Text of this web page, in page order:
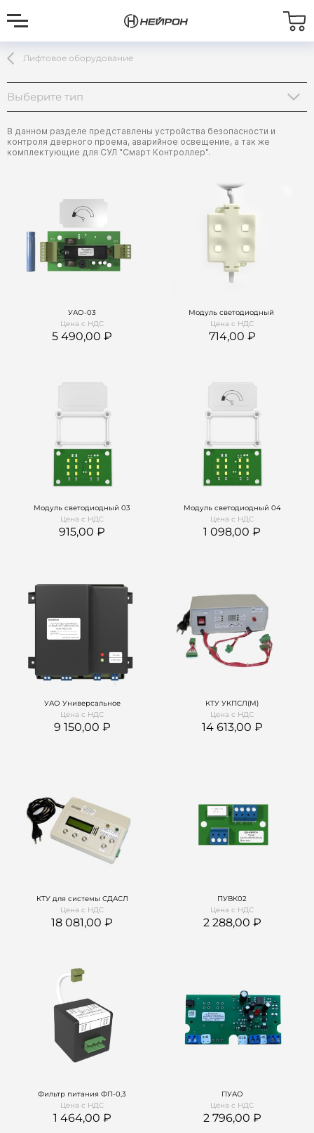
Лифтовое оборудование
Выберите тип
Блоки безопасности
Контрольно-тестовое оборудование
Иное оборудование
Дополнительное оборудование
В данном разделе представлены устройства безопасности и
контроля дверного проема, аварийное освещение, а так же
комплектующие для СУЛ "Смарт Контроллер".
УАО-03
Цена с НДС
5 490,00
Модуль светодиодный
Цена с НДС
714,00
Модуль светодиодный 03
Цена с НДС
915,00
Модуль светодиодный 04
Цена с НДС
1 098,00
УАО Универсальное
Цена с НДС
9 150,00
КТУ УКПСЛ(М)
Цена с НДС
14 613,00
КТУ для системы СДАСЛ
Цена с НДС
18 081,00
ПУВК02
Цена с НДС
2 288,00
Фильтр питания ФП-0,3
Цена с НДС
1 464,00
ПУАО
Цена с НДС
2 796,00